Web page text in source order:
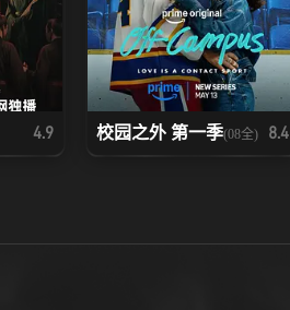
4.9 校园之外 第一季(08全) 8.4